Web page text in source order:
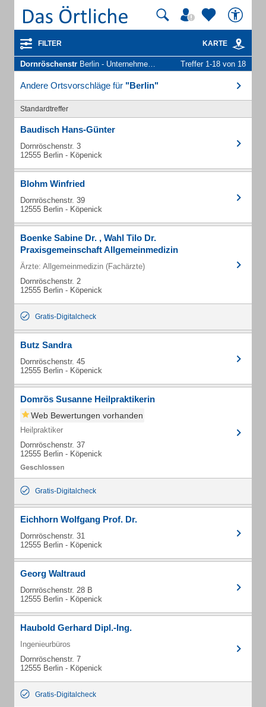
FILTER KARTE
Dornröschenstr Berlin - Unternehmen und Personen Treffer 1-18 von 18
Andere Ortsvorschläge für "Berlin"
Standardtreffer
Baudisch Hans-Günter
Dornröschenstr. 3
12555 Berlin - Köpenick
Blohm Winfried
Dornröschenstr. 39
12555 Berlin - Köpenick
Boenke Sabine Dr. , Wahl Tilo Dr.
Praxisgemeinschaft Allgemeinmedizin
Ärzte: Allgemeinmedizin (Fachärzte)
Dornröschenstr. 2
12555 Berlin - Köpenick
Gratis-Digitalcheck
Butz Sandra
Dornröschenstr. 45
12555 Berlin - Köpenick
Domrös Susanne Heilpraktikerin
Web Bewertungen vorhanden
Heilpraktiker
Dornröschenstr. 37
12555 Berlin - Köpenick
Gratis-Digitalcheck
Eichhorn Wolfgang Prof. Dr.
Dornröschenstr. 31
12555 Berlin - Köpenick
Georg Waltraud
Dornröschenstr. 28 B
12555 Berlin - Köpenick
Haubold Gerhard Dipl.-Ing.
Ingenieurbüros
Dornröschenstr. 7
12555 Berlin - Köpenick
Gratis-Digitalcheck